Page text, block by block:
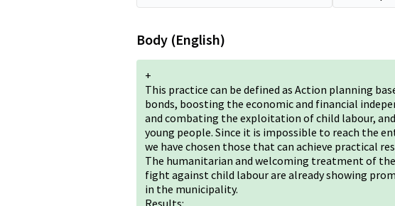
Body (English)
+
This practice can be defined as Action planning
bonds, boosting the economic and financial
and combating the exploitation of child labour,
young people. Since it is impossible to reach the
we have chosen those that can achieve practical
The humanitarian and welcoming treatment of
fight against child labour are already showing
in the municipality.
Results: